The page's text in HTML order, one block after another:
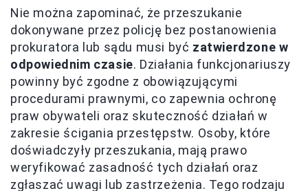
Nie można zapominać, że przeszukanie
dokonywane przez policję bez postanowienia
prokuratora lub sądu musi być zatwierdzone w
odpowiednim czasie. Działania funkcjonariuszy
powinny być zgodne z obowiązującymi
procedurami prawnymi, co zapewnia ochronę
praw obywateli oraz skuteczność działań w
zakresie ścigania przestępstw. Osoby, które
doświadczyły przeszukania, mają prawo
weryfikować zasadność tych działań oraz
zgłaszać uwagi lub zastrzeżenia. Tego rodzaju